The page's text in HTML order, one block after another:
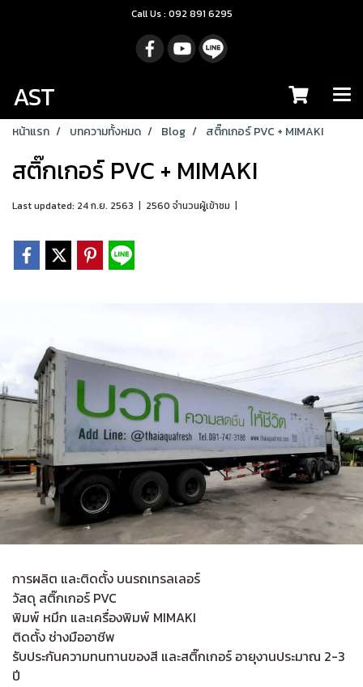
Call Us : 092 891 6295
AST
หน้าแรก บทความทั้งหมด Blog สติ๊กเกอร์ PVC + MIMAKI
สติ๊กเกอร์ PVC + MIMAKI
Last updated: 24 ก.ย. 2563 | 2560 จำนวนผู้เข้าชม |
การผลิต และติดตั้ง บนรถเทรลเลอร์
วัสดุ สติ๊กเกอร์ PVC
พิมพ์ หมึก และเครื่องพิมพ์ MIMAKI
ติดตั้ง ช่างมืออาชีพ
รับประกันความทนทานของสี และสติ๊กเกอร์ อายุงานประมาณ 2-3
ปี